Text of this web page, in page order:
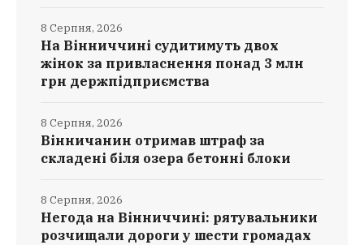
На Вінниччині судитимуть двох
жінок за привласнення понад 3 млн
грн держпідприємства
8 Серпня, 2026
Вінничанин отримав штраф за
складені біля озера бетонні блоки
8 Серпня, 2026
Негода на Вінниччині: рятувальники
розчищали дороги у шести громадах
8 Серпня, 2026